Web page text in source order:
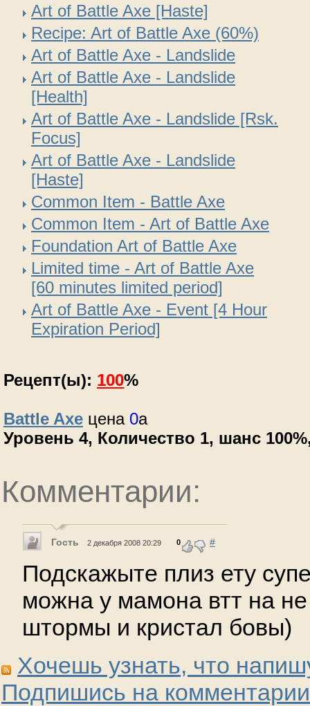
Art of Battle Axe [Haste]
Recipe: Art of Battle Axe (60%)
Art of Battle Axe - Landslide
Art of Battle Axe - Landslide
[Health]
Art of Battle Axe - Landslide [Rsk.
Focus]
Art of Battle Axe - Landslide
[Haste]
Common Item - Battle Axe
Common Item - Art of Battle Axe
Foundation Art of Battle Axe
Limited time - Art of Battle Axe
[60 minutes limited period]
Art of Battle Axe - Event [4 Hour
Expiration Period]
Рецепт(ы): 100%
Battle Axe цена 0a
Уровень 4, Количество 1, шанс
Комментарии:
Гость 2 декабря 2008 20:29 0 #
Подскажыте плиз ету
можна у мамона втт на
штормы и кристал бовы)
Хочешь узнать, что
Подпишись на